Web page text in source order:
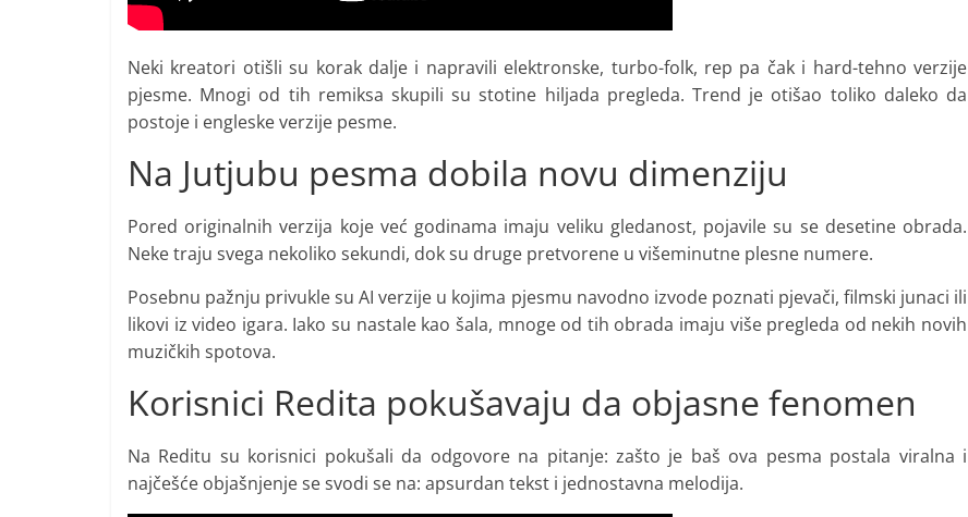
Neki kreatori otišli su korak dalje i napravili elektronske, turbo-folk, rep pa čak i hard-tehno verzije
pjesme. Mnogi od tih remiksa skupili su stotine hiljada pregleda. Trend je otišao toliko daleko da
postoje i engleske verzije pesme.
Na Jutjubu pesma dobila novu dimenziju
Pored originalnih verzija koje već godinama imaju veliku gledanost, pojavile su se desetine obrada.
Neke traju svega nekoliko sekundi, dok su druge pretvorene u višeminutne plesne numere.
Posebnu pažnju privukle su AI verzije u kojima pjesmu navodno izvode poznati pjevači, filmski junaci ili
likovi iz video igara. Iako su nastale kao šala, mnoge od tih obrada imaju više pregleda od nekih novih
muzičkih spotova.
Korisnici Redita pokušavaju da objasne fenomen
Na Reditu su korisnici pokušali da odgovore na pitanje: zašto je baš ova pesma postala viralna i
najčešće objašnjenje se svodi se na: apsurdan tekst i jednostavna melodija.